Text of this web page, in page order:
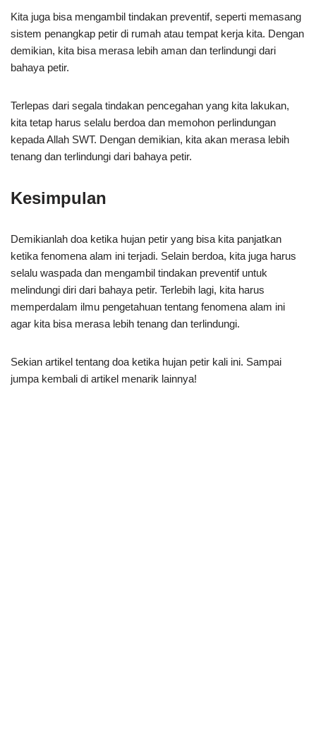
Kita juga bisa mengambil tindakan preventif, seperti memasang
sistem penangkap petir di rumah atau tempat kerja kita. Dengan
demikian, kita bisa merasa lebih aman dan terlindungi dari
bahaya petir.
Terlepas dari segala tindakan pencegahan yang kita lakukan,
kita tetap harus selalu berdoa dan memohon perlindungan
kepada Allah SWT. Dengan demikian, kita akan merasa lebih
tenang dan terlindungi dari bahaya petir.
Kesimpulan
Demikianlah doa ketika hujan petir yang bisa kita panjatkan
ketika fenomena alam ini terjadi. Selain berdoa, kita juga harus
selalu waspada dan mengambil tindakan preventif untuk
melindungi diri dari bahaya petir. Terlebih lagi, kita harus
memperdalam ilmu pengetahuan tentang fenomena alam ini
agar kita bisa merasa lebih tenang dan terlindungi.
Sekian artikel tentang doa ketika hujan petir kali ini. Sampai
jumpa kembali di artikel menarik lainnya!